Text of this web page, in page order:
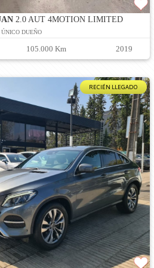
2.0 AUT 4MOTION LIMITED
ÚNICO DUEÑO
105.000 Km 2019
RECIÉN LLEGADO